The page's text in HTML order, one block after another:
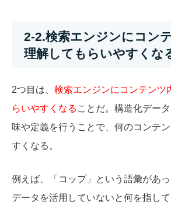
2-2.検索エンジンにコン
理解してもらいやすくな
2つ目は、 検索エンジンにコンテンツ
らいやすくなる ことだ。構造化デー
味や定義を行うことで、何のコンテ
すくなる。
例えば、「コップ」という語彙があ
データを活用していないと何を指し